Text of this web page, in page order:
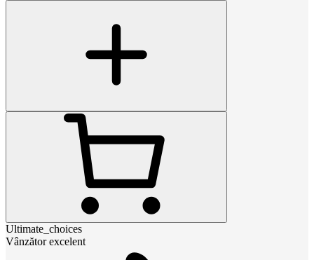
Ultimate_choices
Vânzător excelent